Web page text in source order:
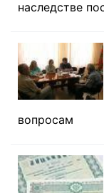
наследстве
вопросам